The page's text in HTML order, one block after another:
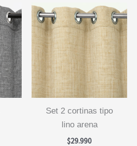
set 2 cortinas tipo
lino arena
$29.990